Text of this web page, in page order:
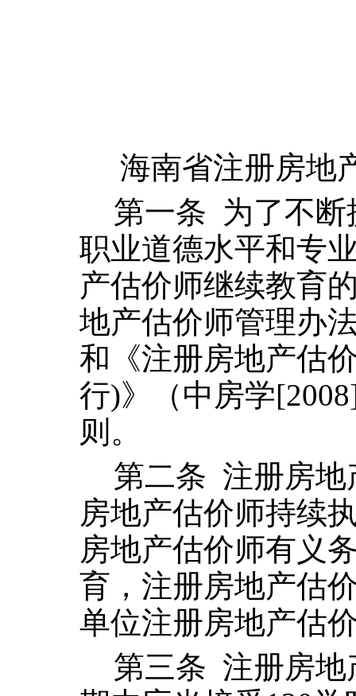
海南省注册房地
第一条 为了不
职业道德水平和专
产估价师继续教育
地产估价师管理办
和《注册房地产估
行)》（中房学
则。
第二条 注册房地
房地产估价师持续
房地产估价师有义
育，注册房地产估
单位注册房地产估
第三条 注册房地